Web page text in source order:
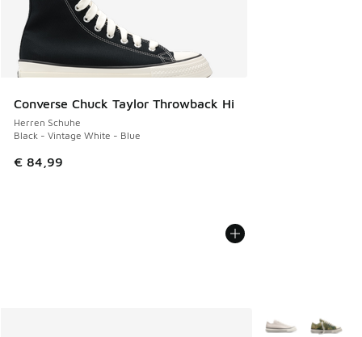
Converse Chuck Taylor Throwback Hi
Herren Schuhe
Black - Vintage White - Blue
€ 84,99
Weitere Farben